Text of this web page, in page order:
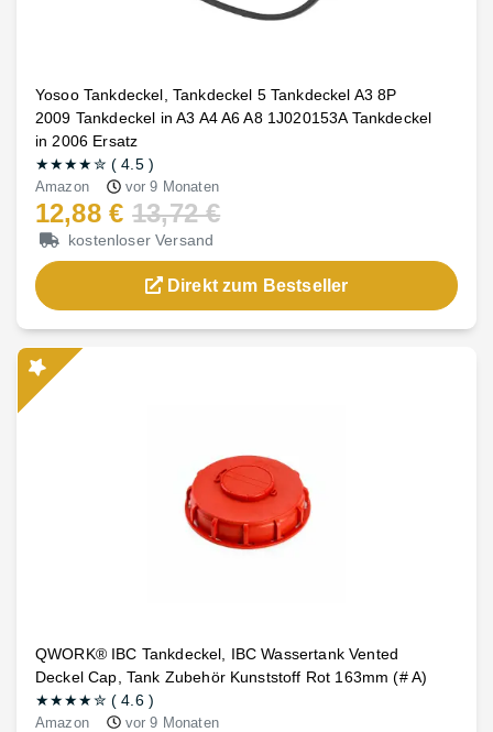
Yosoo Tankdeckel, Tankdeckel 5 Tankdeckel A3 8P
2009 Tankdeckel in A3 A4 A6 A8 1J020153A Tankdeckel
in 2006 Ersatz
★★★★✮ (4.5)
Amazon vor 9 Monaten
12,88 € 13,72 €
kostenloser Versand
Direkt zum Bestseller
QWORK® IBC Tankdeckel, IBC Wassertank Vented
Deckel Cap, Tank Zubehör Kunststoff Rot 163mm (# A)
★★★★✮ (4.6)
Amazon vor 9 Monaten